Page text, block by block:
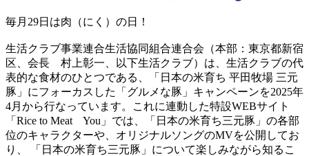
毎月29日は肉（にく）の日！
生活クラブ事業連合生活協同組合連合会（本部：東京都新宿
区、会長 村上彰一、以下生活クラブ）は、生活クラブの代
表的な食材のひとつである、「日本の米育ち 平田牧場 三元
豚」にフォーカスした「グルメな豚」キャンペーンを2025年
4月から行なっています。これに連動した特設WEBサイト
「Rice to Meat You」では、「日本の米育ち三元豚」の各部
位のキャラクターや、オリジナルソングのMVを公開してお
り、 「日本の米育ち三元豚」について楽しみながら知るこ